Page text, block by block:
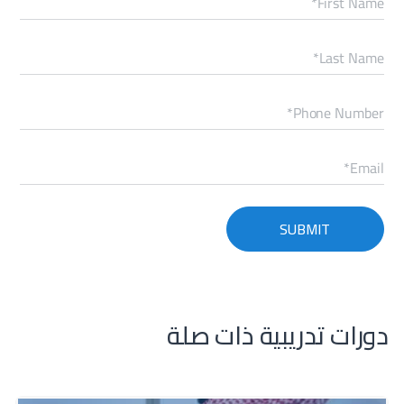
تدريبات عملية واختبارات محاكاة.
دعم مهني شامل يتضمن جلسات مراجعة، اختبارات تجريبية،
إدماج دراسات حالة واقعية من بيئات العمل الخليجية لربط
رحلة تعلم قيادية تفاعلية تعزز الثقة وتدعم التأثير المؤسسي.
في ثروة، نحن لا نُعدّك فقط لاجتياز اختبار CPTD، بل نُجهّزك
منظمتك.
دورات تدريبية ذات صلة